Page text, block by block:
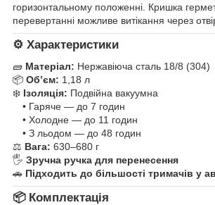
горизонтальному положенні. Кришка
перевертанні можливе витікання через
⚙️ Характеристики
🧱 Матеріал: Нержавіюча сталь 18/8 (304)
📦 Обʼєм: 1,18 л
❄️ Ізоляція: Подвійна вакуумна
• Гаряче — до 7 годин
• Холодне — до 11 годин
• З льодом — до 48 годин
⚖️ Вага: 630–680 г
🖐️ Зручна ручка для перенесення
🚗 Підходить до більшості тримачів у
📦 Комплектація